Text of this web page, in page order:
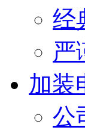
经
严
加装
公